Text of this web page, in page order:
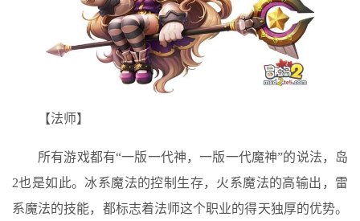
【法师】
所有游戏都有“一版一代神，一版一代魔神”的说法，岛
2也是如此。冰系魔法的控制生存，火系魔法的高输出，雷
系魔法的技能，都标志着法师这个职业的得天独厚的优势。